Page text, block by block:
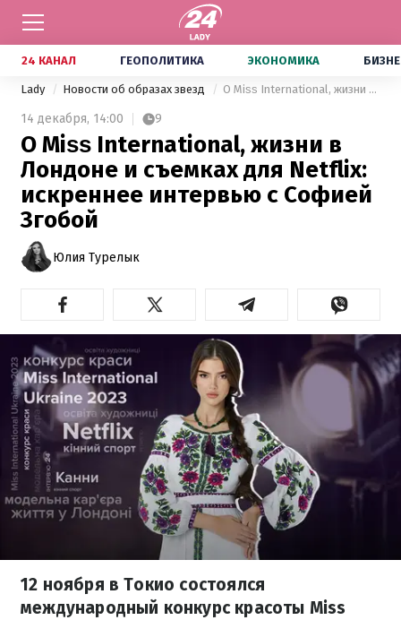
24 КАНАЛ ГЕОПОЛИТИКА ЭКОНОМИКА
Lady Новости об образах звезд О Міѕѕ International, жизни в Лондоне и съемках для Netflix: искреннее интервью с Софией Згобой
14 декабря, 14:00 9
О Міѕѕ International, жизни в
Лондоне и съемках для Netflix:
искреннее интервью с Софией
Згобой
Юлия Турелык
12 ноября в Токио состоялся
международный конкурс красоты Miss